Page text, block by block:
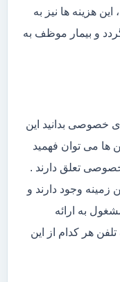
هزینه ها نیز به
و بیمار موظف به
خصوصی بدانید این
ها می توان فهمید
تعلق دارند .
زمینه وجود دارند و
به ارائه
هر کدام از این